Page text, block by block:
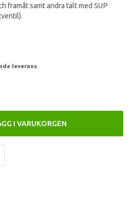
framåt samt andra tält med SUP
leverans
I VARUKORGEN